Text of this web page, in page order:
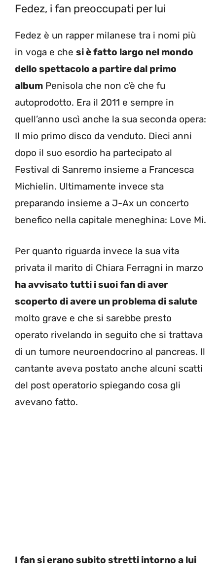
Fedez, i fan preoccupati per lui
Fedez è un rapper milanese tra i nomi più
in voga e che si è fatto largo nel mondo
dello spettacolo a partire dal primo
album Penisola che non c’è che fu
autoprodotto. Era il 2011 e sempre in
quell’anno uscì anche la sua seconda opera:
Il mio primo disco da venduto. Dieci anni
dopo il suo esordio ha partecipato al
Festival di Sanremo insieme a Francesca
Michielin. Ultimamente invece sta
preparando insieme a J-Ax un concerto
benefico nella capitale meneghina: Love Mi.
Per quanto riguarda invece la sua vita
privata il marito di Chiara Ferragni in marzo
ha avvisato tutti i suoi fan di aver
scoperto di avere un problema di salute
molto grave e che si sarebbe presto
operato rivelando in seguito che si trattava
di un tumore neuroendocrino al pancreas. Il
cantante aveva postato anche alcuni scatti
del post operatorio spiegando cosa gli
avevano fatto.
I fan si erano subito stretti intorno a lui